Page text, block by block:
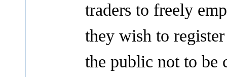
traders to freely
they wish to
the public not to be